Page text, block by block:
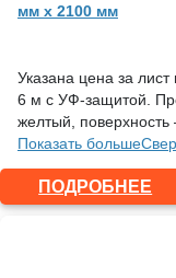
мм x 2100 мм
Указана цена за
6 м с УФ-защитой.
желтый, поверхность
Показать больше
ПОДРОБНЕЕ